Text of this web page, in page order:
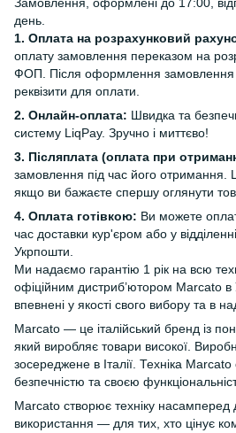
Замовлення, оформлені до 17:00,
день.
1. Оплата на розрахунковий
оплату замовлення переказом на
ФОП. Після оформлення
реквізити для оплати.
2. Онлайн-оплата: Швидка та
систему LiqPay. Зручно і миттєво!
3. Післяплата (оплата при
замовлення під час його отримання.
якщо ви бажаєте спершу оглянути
4. Оплата готівкою: Ви можете
час доставки кур'єром або у
Укрпошти.
Ми надаємо гарантію 1 рік на всю
офіційним дистриб’ютором Marcato в
впевнені у якості свого вибору та в
Marcato — це італійський бренд із
який виробляє товари високої.
зосереджене в Італії. Техніка Marcato
безпечністю та своєю
Marcato створює техніку
використання — для тих, хто цінує